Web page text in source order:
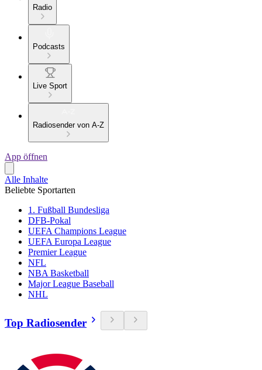
Radio
Podcasts
Live Sport
Radiosender von A-Z
App öffnen
Alle Inhalte
Beliebte Sportarten
1. Fußball Bundesliga
DFB-Pokal
UEFA Champions League
UEFA Europa League
Premier League
NFL
NBA Basketball
Major League Baseball
NHL
Top Radiosender